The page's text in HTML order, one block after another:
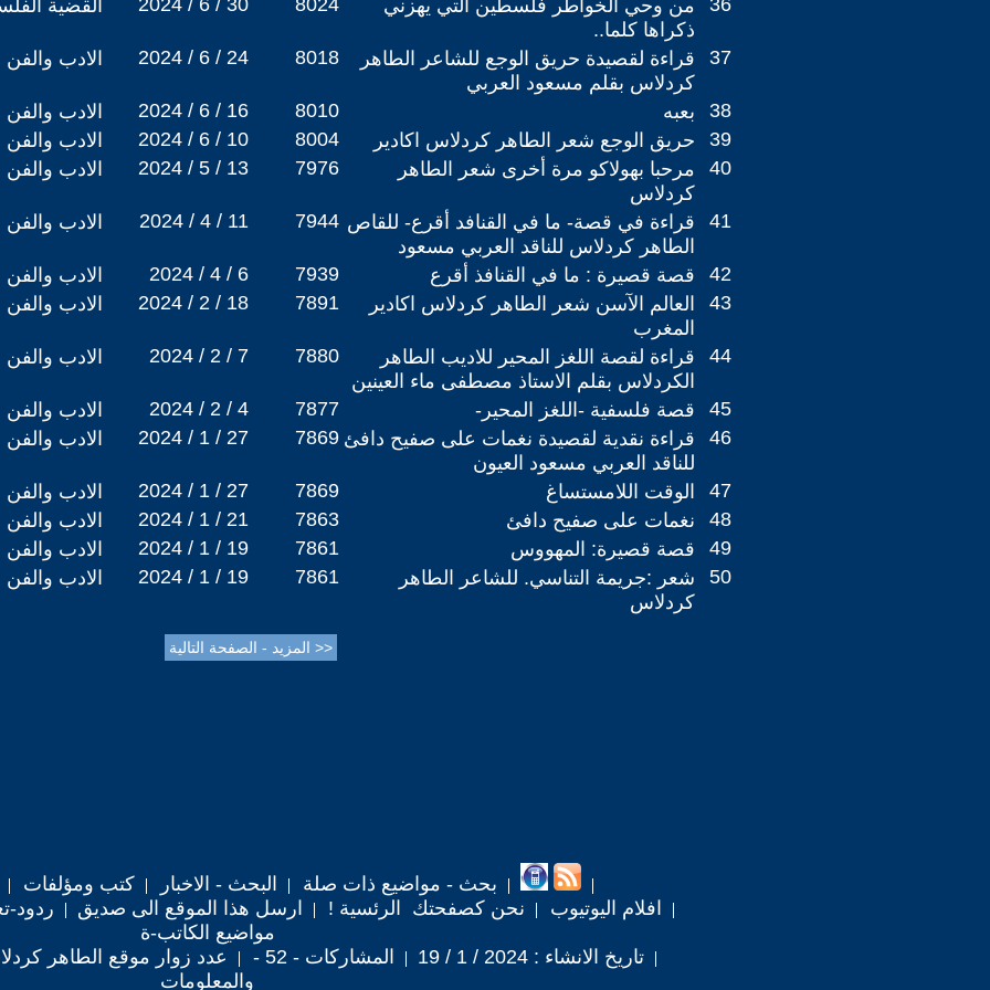
القضية
2024 / 6 / 30 8024
من وحي الخواطر فلسطين التي يهزني
ذكراها كلما..
36
الادب والفن 2024 / 6 / 24 8018
قراءة لقصيدة حريق الوجع للشاعر الطاهر
كردلاس بقلم مسعود العربي
37
الادب والفن 2024 / 6 / 16 8010 بعبه
38
الادب والفن
2024 / 6 / 10 8004 حريق الوجع شعر الطاهر كردلاس اكادير
39
الادب والفن
2024 / 5 / 13 7976
مرحبا بهولاكو مرة أخرى شعر الطاهر
كردلاس
40
الادب والفن 2024 / 4 / 11 7944 قراءة في قصة- ما في القنافد أقرع- للقاص
الطاهر كردلاس للناقد العربي مسعود
41
الادب والفن 2024 / 4 / 6 7939 قصة قصيرة : ما في القنافذ أقرع
42
الادب والفن
2024 / 2 / 18 7891
العالم الآسن شعر الطاهر كردلاس اكادير
المغرب
43
الادب والفن 2024 / 2 / 7 7880
قراءة لقصة اللغز المحير للاديب الطاهر
الكردلاس بقلم الاستاذ مصطفى ماء العينين
44
الادب والفن 2024 / 2 / 4 7877 قصة فلسفية -اللغز المحير-
45
الادب والفن
2024 / 1 / 27 7869 قراءة نقدية لقصيدة نغمات على صفيح دافئ
للناقد العربي مسعود العيون
46
الادب والفن 2024 / 1 / 27 7869 الوقت اللامستساغ
47
الادب والفن
2024 / 1 / 21 7863 نغمات على صفيح دافئ
48
الادب والفن
2024 / 1 / 19 7861 قصة قصيرة: المهووس
49
الادب والفن
2024 / 1 / 19 7861
شعر :جريمة التناسي. للشاعر الطاهر
كردلاس
50
بحث - مواضيع ذات صلة البحث - الاخبار كتب ومؤلفات
افلام اليوتيوب
نحن كصفحتك الرئسية ! ارسل هذا الموقع الى صديق ردود-
مواضيع الكاتب-ة
تاريخ الانشاء : 2024 / 1 / 19
المشاركات - 52 - عدد زوار موقع الطاهر كردلاس :
والمعلومات